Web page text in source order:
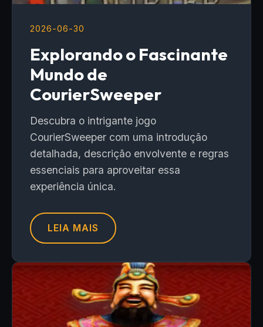
2026-06-30
Explorando o Fascinante
Mundo de
CourierSweeper
Descubra o intrigante jogo
CourierSweeper com uma introdução
detalhada, descrição envolvente e regras
essenciais para aproveitar essa
experiência única.
LEIA MAIS